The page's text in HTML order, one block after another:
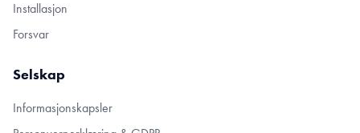
Installasjon
Forsvar
Selskap
Informasjonskapsler